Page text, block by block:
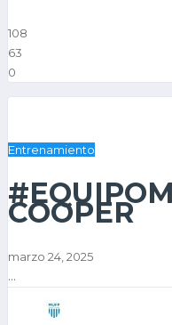
108
63
0
Entrenamiento
COOPER
marzo 24, 2025
...